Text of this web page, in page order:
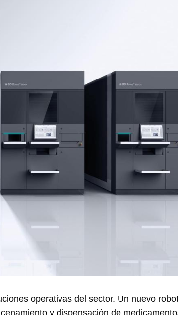
operativas del sector. Un nuevo robot
y dispensación de